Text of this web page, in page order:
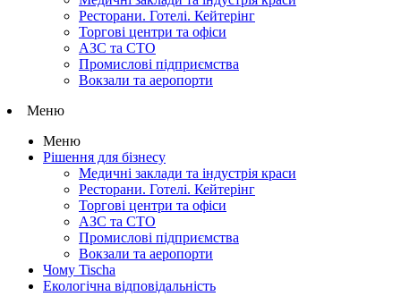
Ресторани. Готелі. Кейтерінг
Торгові центри та офіси
АЗС та СТО
Промислові підприємства
Вокзали та аеропорти
Меню
Меню
Рішення для бізнесу
Медичні заклади та індустрія краси
Ресторани. Готелі. Кейтерінг
Торгові центри та офіси
АЗС та СТО
Промислові підприємства
Вокзали та аеропорти
Чому Tischa
Екологічна відповідальність